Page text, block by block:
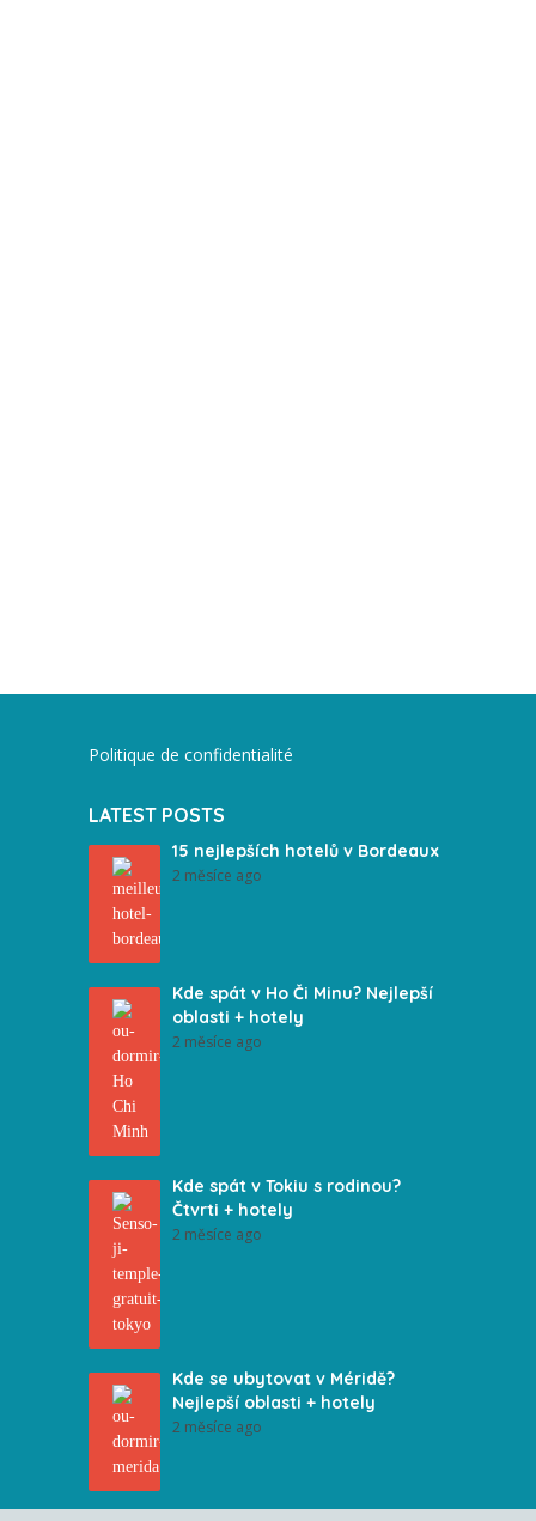
Politique de confidentialité
LATEST POSTS
15 nejlepších hotelů v Bordeaux
2 měsíce ago
Kde spát v Ho Či Minu? Nejlepší
oblasti + hotely
2 měsíce ago
Kde spát v Tokiu s rodinou?
Čtvrti + hotely
2 měsíce ago
Kde se ubytovat v Méridě?
Nejlepší oblasti + hotely
2 měsíce ago